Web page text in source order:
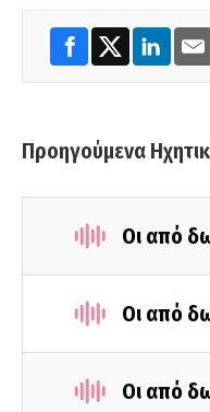
Προηγούμενα
Οι από
Οι από
Οι από